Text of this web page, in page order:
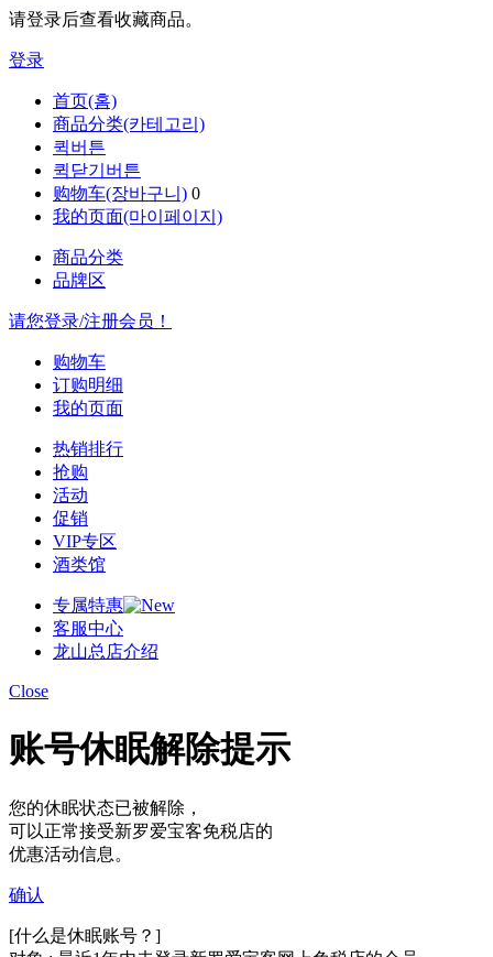
请登录后查看收藏商品。
登录
首页(홈)
商品分类(카테고리)
퀵버튼
퀵닫기버튼
购物车(장바구니) 0
我的页面(마이페이지)
商品分类
品牌区
请您登录/注册会员！
购物车
订购明细
我的页面
热销排行
抢购
活动
促销
VIP专区
酒类馆
专属特惠
客服中心
龙山总店介绍
Close
账号休眠解除提示
您的休眠状态已被解除，
可以正常接受新罗爱宝客免税店的
优惠活动信息。
确认
[什么是休眠账号？]